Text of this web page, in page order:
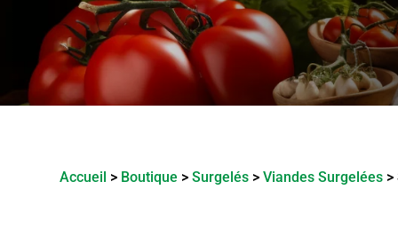
Accueil > Boutique >Surgelés >Viandes Surgelées >